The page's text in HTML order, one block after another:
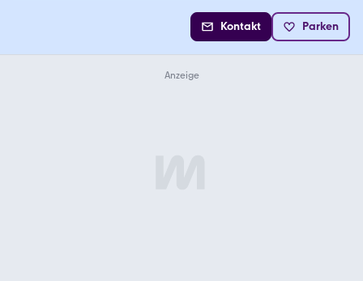
Kontakt Parken